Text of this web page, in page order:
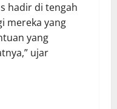
hadir di tengah
mereka yang
yang
ujar